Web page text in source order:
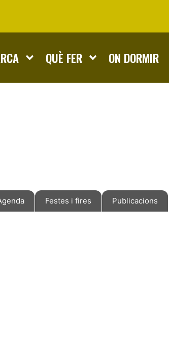
QUÈ FER ON DORMIR
Festes i fires Publicacions